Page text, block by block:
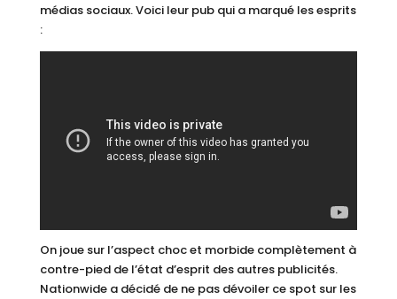
médias sociaux. Voici leur pub qui a marqué les esprits
:
On joue sur l’aspect choc et morbide complètement à
contre-pied de l’état d’esprit des autres publicités.
Nationwide a décidé de ne pas dévoiler ce spot sur les